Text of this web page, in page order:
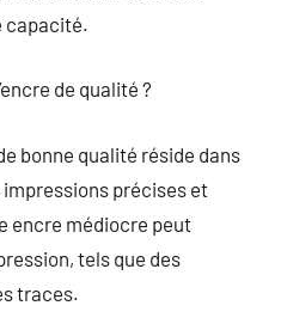
capacité.
de qualité ?
bonne qualité réside dans
précises et
encre médiocre peut
tels que des
traces.